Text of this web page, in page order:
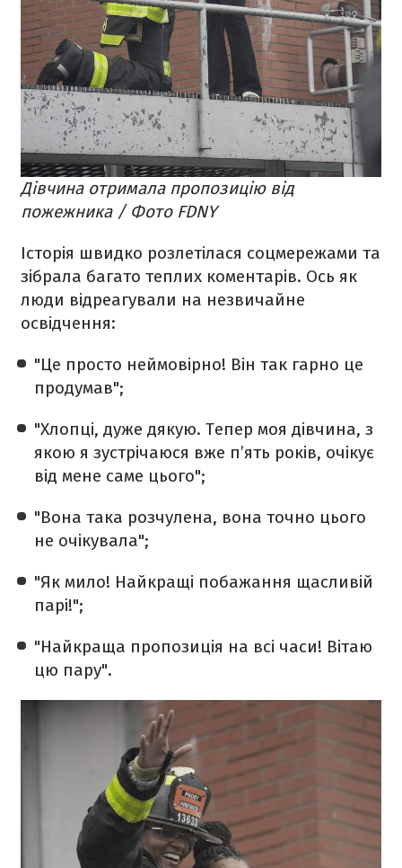
Дівчина отримала пропозицію від
пожежника / Фото FDNY
Історія швидко розлетілася соцмережами та
зібрала багато теплих коментарів. Ось як
люди відреагували на незвичайне
освідчення:
"Це просто неймовірно! Він так гарно це
продумав";
"Хлопці, дуже дякую. Тепер моя дівчина, з
якою я зустрічаюся вже п’ять років, очікує
від мене саме цього";
"Вона така розчулена, вона точно цього
не очікувала";
"Як мило! Найкращі побажання щасливій
парі!";
"Найкраща пропозиція на всі часи! Вітаю
цю пару".